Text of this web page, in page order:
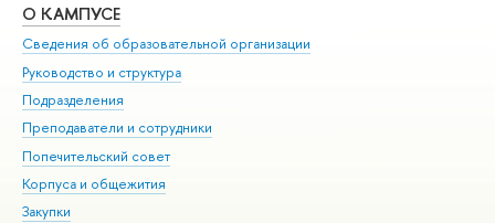
О КАМПУСЕ
Сведения об образовательной организации
Руководство и структура
Подразделения
Преподаватели и сотрудники
Попечительский совет
Корпуса и общежития
Закупки